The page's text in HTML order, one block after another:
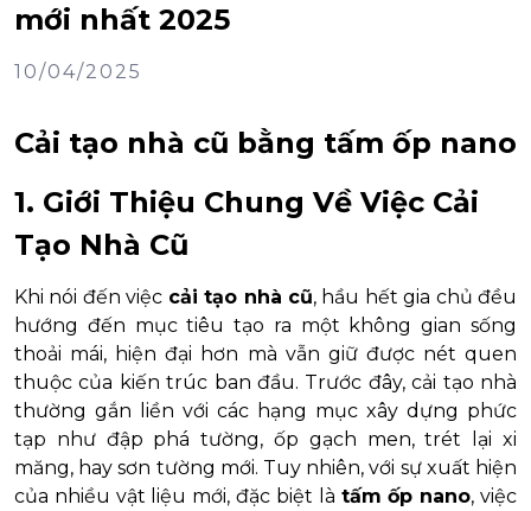
mới nhất 2025
10/04/2025
Cải tạo nhà cũ bằng tấm ốp nano
1. Giới Thiệu Chung Về Việc Cải
Tạo Nhà Cũ
Khi nói đến việc cải tạo nhà cũ, hầu hết gia chủ đều
hướng đến mục tiêu tạo ra một không gian sống
thoải mái, hiện đại hơn mà vẫn giữ được nét quen
thuộc của kiến trúc ban đầu. Trước đây, cải tạo nhà
thường gắn liền với các hạng mục xây dựng phức
tạp như đập phá tường, ốp gạch men, trét lại xi
măng, hay sơn tường mới. Tuy nhiên, với sự xuất hiện
của nhiều vật liệu mới, đặc biệt là tấm ốp nano, việc